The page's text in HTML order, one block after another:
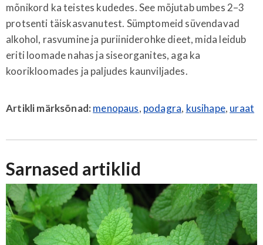
mõnikord ka teistes kudedes. See mõjutab umbes 2–3
protsenti täiskasvanutest. Sümptomeid süvendavad
alkohol, rasvumine ja puriiniderohke dieet, mida leidub
eriti loomade nahas ja siseorganites, aga ka
koorikloomades ja paljudes kaunviljades.
Artikli märksõnad: menopaus, podagra, kusihape, uraat
Sarnased artiklid